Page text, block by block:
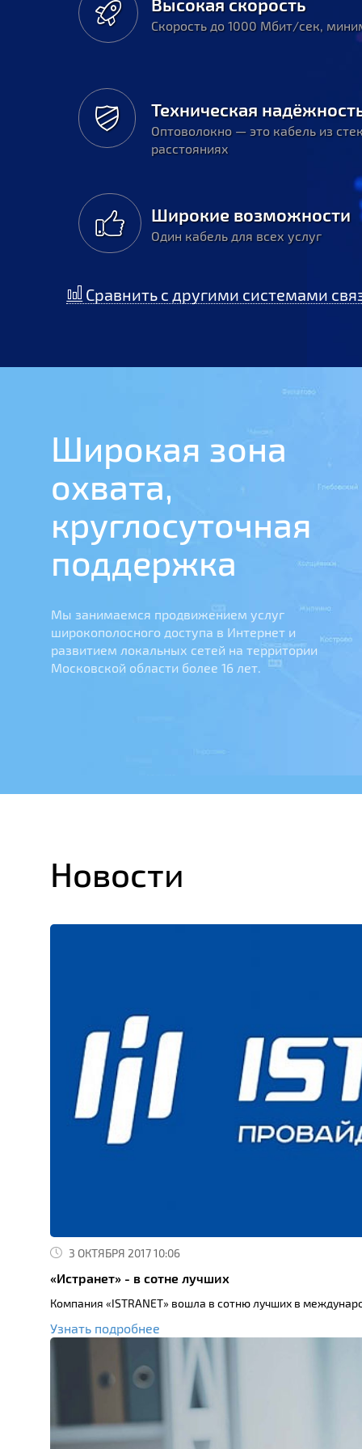
Скорость до 1000 Мбит/сек,
Техническая
Оптоволокно — это кабель из
расстояниях
Широкие возможности
Один кабель для всех услуг
Сравнить с другими системами
Широкая зона
охвата,
круглосуточная
поддержка
Мы занимаемся продвижением услуг
широкополосного доступа в Интернет и
развитием локальных сетей на территории
Московской области более 16 лет.
Новости
3 ОКТЯБРЯ 2017 10:06
«Истранет» - в сотне лучших
Компания «ISTRANET» вошла в сотню лучших в
Узнать подробнее